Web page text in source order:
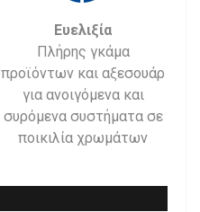
Ευελιξία
Πλήρης γκάμα
προϊόντων και αξεσουάρ
για ανοιγόμενα και
συρόμενα συστήματα σε
ποικιλία χρωμάτων